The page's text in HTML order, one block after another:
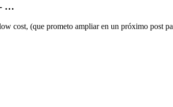
- …
cost, (que prometo ampliar en un próximo post